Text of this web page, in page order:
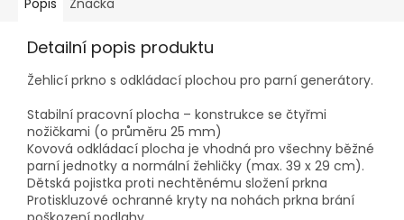
Popis Značka
Detailní popis produktu
Žehlicí prkno s odkládací plochou pro parní generátory.
Stabilní pracovní plocha – konstrukce se čtyřmi
nožičkami (o průměru 25 mm)
Kovová odkládací plocha je vhodná pro všechny běžné
parní jednotky a normální žehličky (max. 39 x 29 cm).
Dětská pojistka proti nechtěnému složení prkna
Protiskluzové ochranné kryty na nohách prkna brání